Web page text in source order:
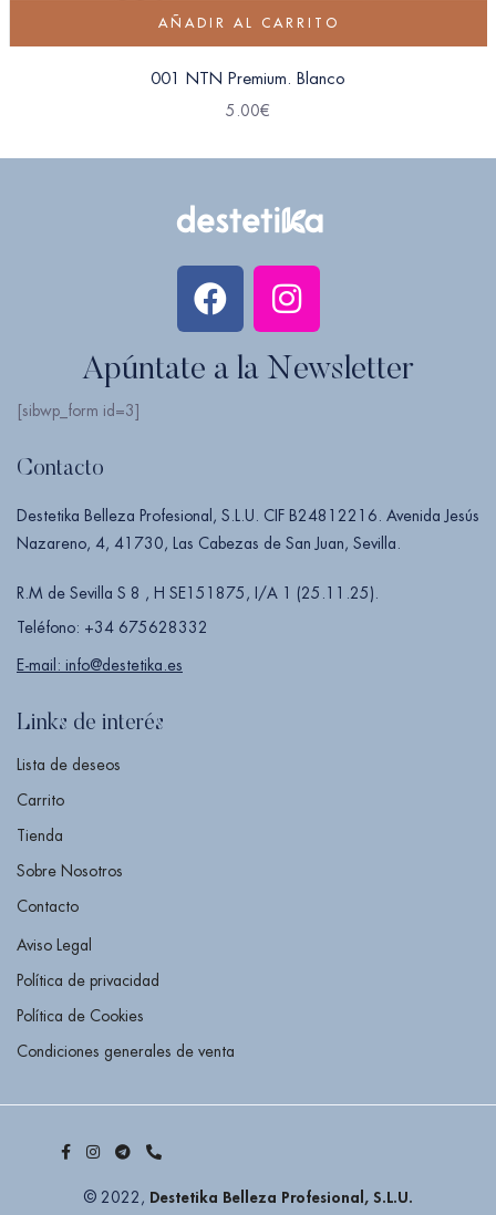
AÑADIR AL CARRITO
001 NTN Premium. Blanco
5.00€
Apúntate a la Newsletter
[sibwp_form id=3]
Contacto
Destetika Belleza Profesional, S.L.U. CIF B24812216. Avenida Jesús
Nazareno, 4, 41730, Las Cabezas de San Juan, Sevilla.
R.M de Sevilla S 8 , H SE151875, I/A 1 (25.11.25).
Teléfono: +34 675628332
E-mail: info@destetika.es
Links de interés
Lista de deseos
Carrito
Tienda
Sobre Nosotros
Contacto
Aviso Legal
Política de privacidad
Política de Cookies
Condiciones generales de venta
© 2022, Destetika Belleza Profesional, S.L.U.